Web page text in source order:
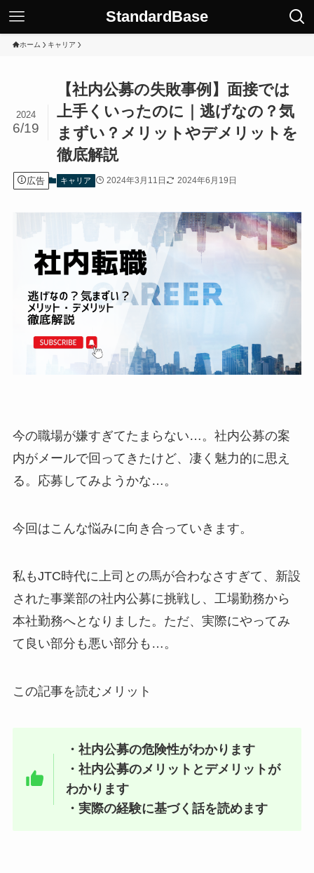
StandardBase
ホーム キャリア
【社内公募の失敗事例】面接では
上手くいったのに｜逃げなの？気
まずい？メリットやデメリットを
徹底解説
2024
6/19
広告 キャリア 2024年3月11日 2024年6月19日
今の職場が嫌すぎてたまらない…。社内公募の案
内がメールで回ってきたけど、凄く魅力的に思え
る。応募してみようかな…。
今回はこんな悩みに向き合っていきます。
私もJTC時代に上司との馬が合わなさすぎて、新設
された事業部の社内公募に挑戦し、工場勤務から
本社勤務へとなりました。ただ、実際にやってみ
て良い部分も悪い部分も…。
この記事を読むメリット
・社内公募の危険性がわかります
・社内公募のメリットとデメリットが
わかります
・実際の経験に基づく話を読めます